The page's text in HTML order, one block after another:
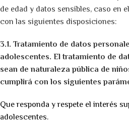
de edad y datos sensibles, caso en
con las siguientes disposiciones:
3.1. Tratamiento de datos
adolescentes. El tratamiento de
sean de naturaleza pública de
cumplirá con los siguientes
Que responda y respete el interés
adolescentes.